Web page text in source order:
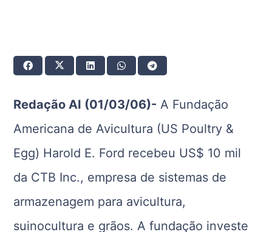
Redação AI (01/03/06)- A Fundação
Americana de Avicultura (US Poultry &
Egg) Harold E. Ford recebeu US$ 10 mil
da CTB Inc., empresa de sistemas de
armazenagem para avicultura,
suinocultura e grãos. A fundação investe